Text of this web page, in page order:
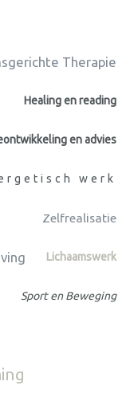
Therapie
Healing en reading
en advies
werk
Zelfrealisatie
Lichaamswerk
Sport en Beweging